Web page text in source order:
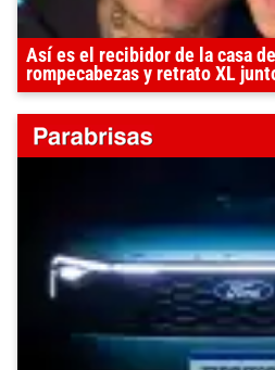
Así es el recibidor de la casa
rompecabezas y retrato XL